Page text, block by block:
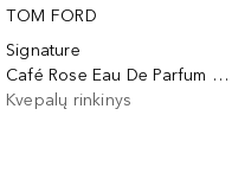
TOM FORD
Signature
Café Rose Eau De Parfum Set
Kvepalų rinkinys